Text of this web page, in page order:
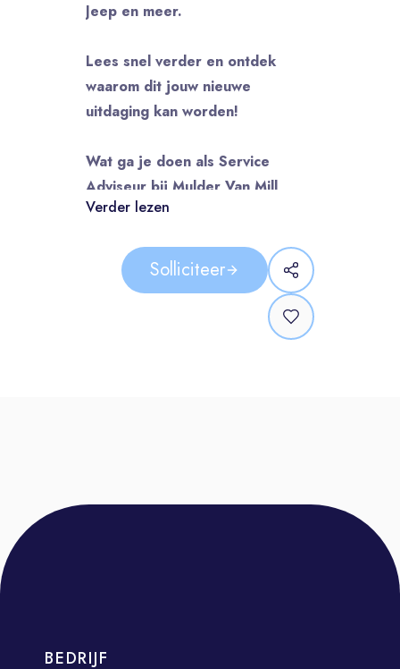
Jeep en meer.
Lees snel verder en ontdek
waarom dit jouw nieuwe
uitdaging kan worden!
Wat ga je doen als Service
Adviseur bij Mulder Van Mill
Gorinchem?
schakel tussen onze klanten en de
werkplaats. Jij zorgt ervoor dat iedere
klant met een glimlach de deur
uitgaat. Hoe je dat doet? Dat lichten
huis gaan.
Buiten het directe contact is ook de
Verder lezen
Solliciteer
BEDRIJF